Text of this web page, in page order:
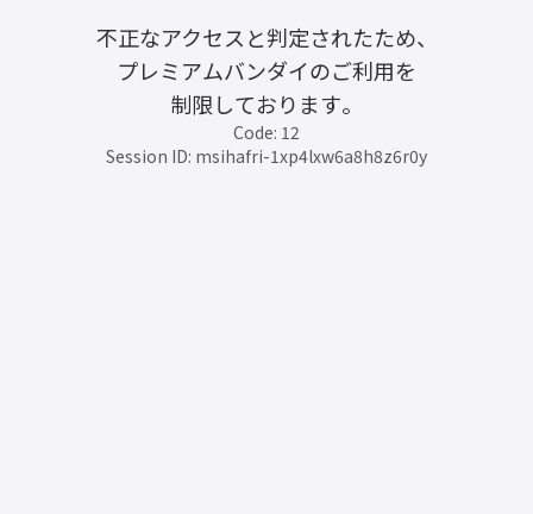
不正なアクセスと判定されたため、
プレミアムバンダイのご利用を
制限しております。
Code: 12
Session ID: msihafri-1xp4lxw6a8h8z6r0y